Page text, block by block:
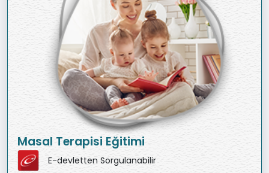
Masal Terapisi Eğitimi
E-devletten Sorgulanabilir